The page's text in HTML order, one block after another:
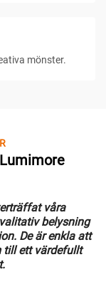
mönster.
våra
belysning
De är enkla att
till ett värdefullt